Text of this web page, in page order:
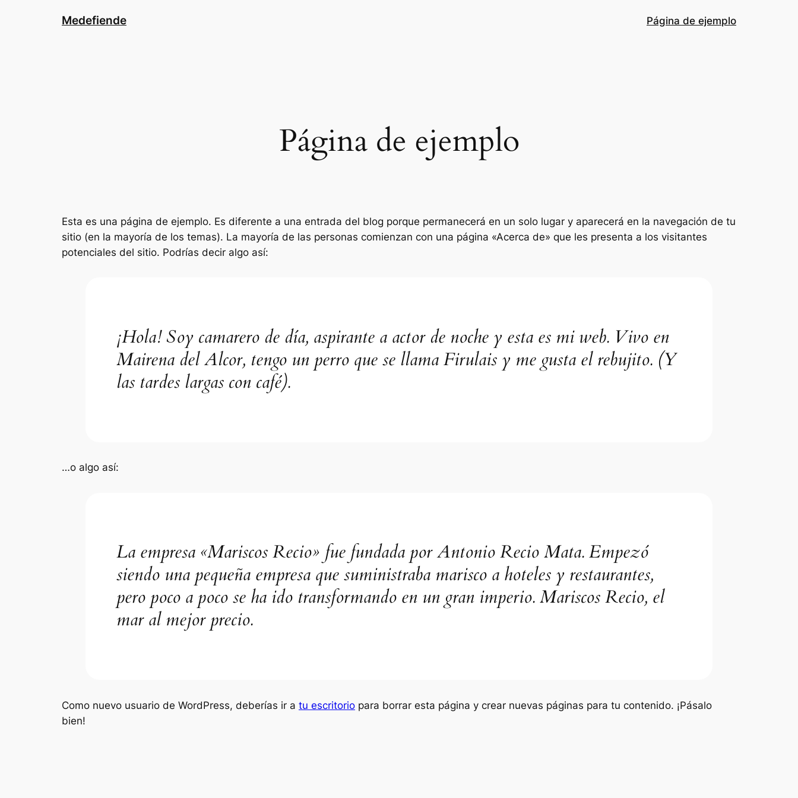
Medefiende Página de ejemplo
Página de ejemplo
Esta es una página de ejemplo. Es diferente a una entrada del blog porque permanecerá en un solo lugar y aparecerá en la navegación de tu
sitio (en la mayoría de los temas). La mayoría de las personas comienzan con una página «Acerca de» que les presenta a los visitantes
potenciales del sitio. Podrías decir algo así:
¡Hola! Soy camarero de día, aspirante a actor de noche y esta es mi web. Vivo en
Mairena del Alcor, tengo un perro que se llama Firulais y me gusta el rebujito. (Y
las tardes largas con café).
…o algo así:
La empresa «Mariscos Recio» fue fundada por Antonio Recio Mata. Empezó
siendo una pequeña empresa que suministraba marisco a hoteles y restaurantes,
pero poco a poco se ha ido transformando en un gran imperio. Mariscos Recio, el
mar al mejor precio.
Como nuevo usuario de WordPress, deberías ir a tu escritorio para borrar esta página y crear nuevas páginas para tu contenido. ¡Pásalo
bien!